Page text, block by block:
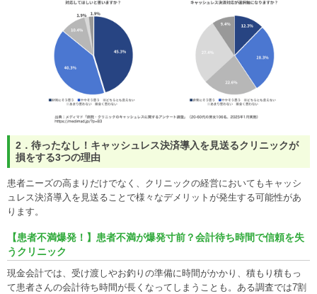
2．待ったなし！キャッシュレス決済導入を見送るクリニックが
損をする3つの理由
患者ニーズの高まりだけでなく、クリニックの経営においてもキャッシ
ュレス決済導入を見送ることで様々なデメリットが発生する可能性があ
ります。
【患者不満爆発！】患者不満が爆発寸前？会計待ち時間で信頼を失
うクリニック
現金会計では、受け渡しやお釣りの準備に時間がかかり、積もり積もっ
て患者さんの会計待ち時間が長くなってしまうことも。ある調査では7割